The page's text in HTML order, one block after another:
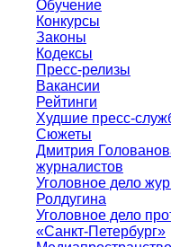
Обучение
Конкурсы
Законы
Кодексы
Пресс-релизы
Вакансии
Рейтинги
Худшие пресс-
Сюжеты
Дмитрия
журналистов
Уголовное дело
Ролдугина
Уголовное дело
«Санкт-Петербург»